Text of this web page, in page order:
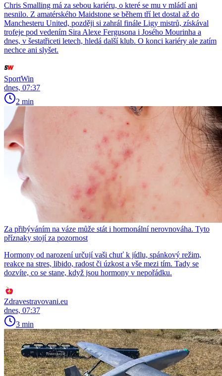
Chris Smalling má za sebou kariéru, o které se mu v mládí ani
nesnilo. Z amatérského Maidstone se během tří let dostal až do
Manchesteru United, později si zahrál finále Ligy mistrů, získával
trofeje pod vedením Sira Alexe Fergusona i Josého Mourinha a
dnes, v šestatřiceti letech, hledá další klub. O konci kariéry ale zatím
nechce ani slyšet.
SportWin
dnes, 07:37
2 min
Za přibýváním na váze může stát i hormonální nerovnováha. Tyto
příznaky stojí za pozornost
Hormony od narození určují vaši chuť k jídlu, spánkový režim,
reakce na stres, libido, radost či úzkost a vše mezi tím. Tady se
dozvíte, co se stane, když jsou hormony v nepořádku.
Zdravestravovani.eu
dnes, 07:37
3 min